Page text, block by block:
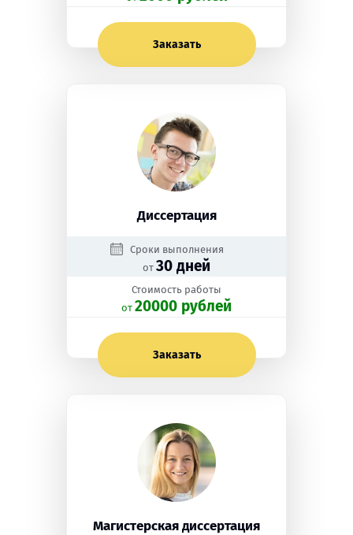
Заказать
Диссертация
Сроки выполнения
от 30 дней
Стоимость работы
oт 20000 рублей
Заказать
Магистерская диссертация